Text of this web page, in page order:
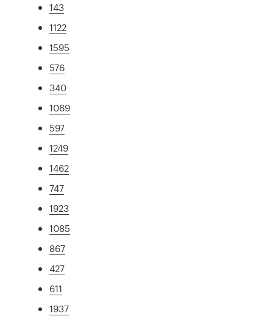
143
1122
1595
576
340
1069
597
1249
1462
747
1923
1085
867
427
611
1937